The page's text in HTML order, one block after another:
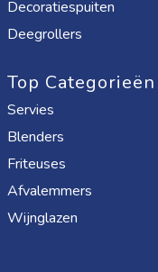
Decoratiespuiten
Deegrollers
Top Categorieën
Servies
Blenders
Friteuses
Afvalemmers
Wijnglazen